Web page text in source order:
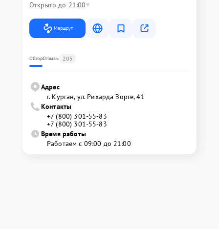
Открыто до 21:00
Маршрут
ОбзорОтзывы 205
Адрес
г. Курган, ул. Рихарда Зорге, 41
Контакты
+7 (800) 301-55-83
+7 (800) 301-55-83
Время работы
Работаем с 09:00 до 21:00